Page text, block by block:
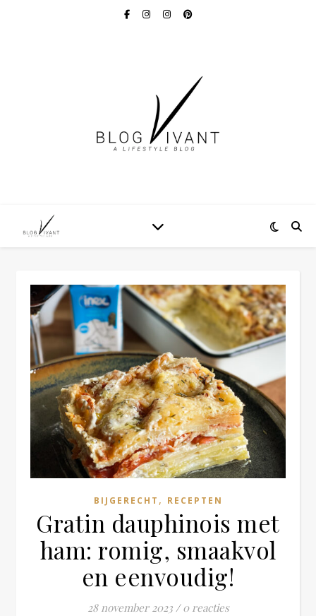
BIJGERECHT , RECEPTEN
Gratin dauphinois met
ham: romig, smaakvol
en eenvoudig!
28 november 2023 / 0 reacties